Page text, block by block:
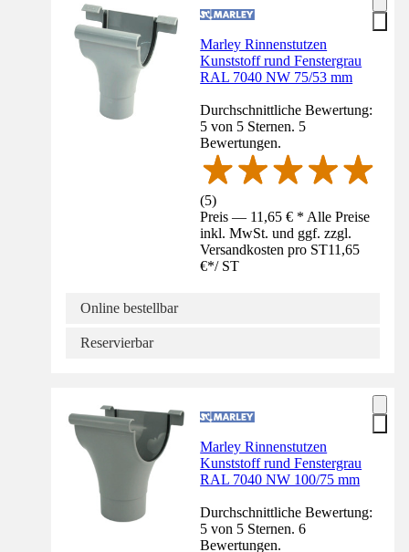
Marley Rinnenstutzen
Kunststoff rund Fenstergrau
RAL 7040 NW 75/53 mm
Durchschnittliche Bewertung:
5 von 5 Sternen. 5
Bewertungen.
(5)
Preis — 11,65 € * Alle Preise
inkl. MwSt. und ggf. zzgl.
Versandkosten pro ST11,65
€*/ ST
Online bestellbar
Reservierbar
Marley Rinnenstutzen
Kunststoff rund Fenstergrau
RAL 7040 NW 100/75 mm
Durchschnittliche Bewertung:
5 von 5 Sternen. 6
Bewertungen.